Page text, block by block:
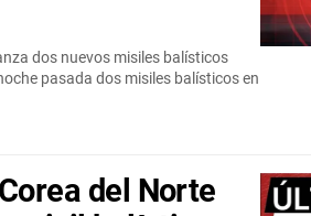
dos nuevos misiles balísticos
pasada dos misiles balísticos en
del Norte